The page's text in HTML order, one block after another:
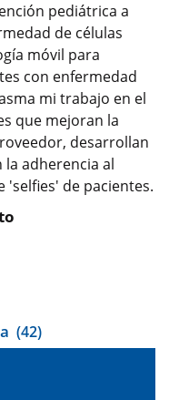
pediátrica a
de células
móvil para
con enfermedad
mi trabajo en el
que mejoran la
desarrollan
adherencia al
'selfies' de pacientes.
(42)